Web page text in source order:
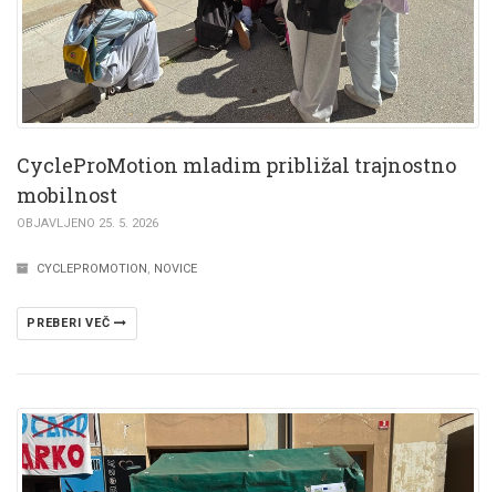
CycleProMotion mladim približal trajnostno
mobilnost
OBJAVLJENO 25. 5. 2026
CYCLEPROMOTION NOVICE
PREBERI VEČ